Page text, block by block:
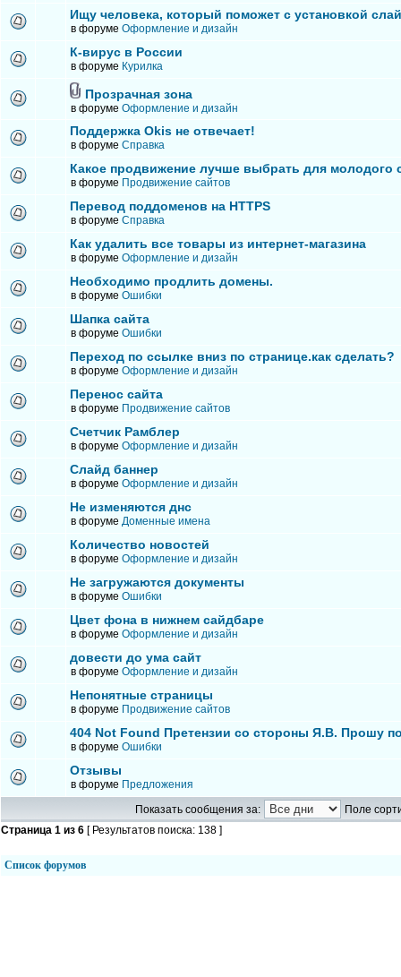
Ищу человека, который поможет с установкой
в форуме Оформление и дизайн
К-вирус в России
в форуме Курилка
Прозрачная зона
в форуме Оформление и дизайн
Поддержка Okis не отвечает!
в форуме Справка
Какое продвижение лучше выбрать для молодого
в форуме Продвижение сайтов
Перевод поддоменов на HTTPS
в форуме Справка
Как удалить все товары из интернет-магазина
в форуме Оформление и дизайн
Необходимо продлить домены.
в форуме Ошибки
Шапка сайта
в форуме Ошибки
Переход по ссылке вниз по странице.как сделать?
в форуме Оформление и дизайн
Перенос сайта
в форуме Продвижение сайтов
Счетчик Рамблер
в форуме Оформление и дизайн
Слайд баннер
в форуме Оформление и дизайн
Не изменяются днс
в форуме Доменные имена
Количество новостей
в форуме Оформление и дизайн
Не загружаются документы
в форуме Ошибки
Цвет фона в нижнем сайдбаре
в форуме Оформление и дизайн
довести до ума сайт
в форуме Оформление и дизайн
Непонятные страницы
в форуме Продвижение сайтов
404 Not Found Претензии со стороны Я.В. Прошу
в форуме Ошибки
Отзывы
в форуме Предложения
Показать сообщения за:
Поле
Страница 1 из 6 [ Результатов поиска: 138 ]
Список форумов